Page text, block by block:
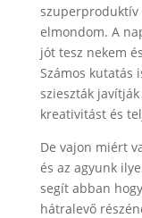
szuperproduktív
elmondom. A
jót tesz nekem
Számos kutatás
szieszták
kreativitást és
De vajon miért
és az agyunk
segít abban
hátralevő